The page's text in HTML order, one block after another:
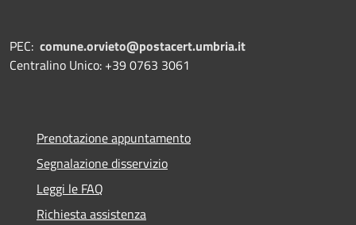
PEC: comune.orvieto@postacert.umbria.it
Centralino Unico: +39 0763 3061
Prenotazione appuntamento
Segnalazione disservizio
Leggi le FAQ
Richiesta assistenza